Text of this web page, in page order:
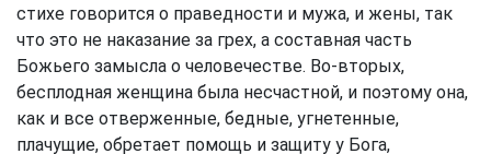
стихе говорится о праведности и мужа, и жены, так
что это не наказание за грех, а составная часть
Божьего замысла о человечестве. Во-вторых,
бесплодная женщина была несчастной, и поэтому она,
как и все отверженные, бедные, угнетенные,
плачущие, обретает помощь и защиту у Бога,